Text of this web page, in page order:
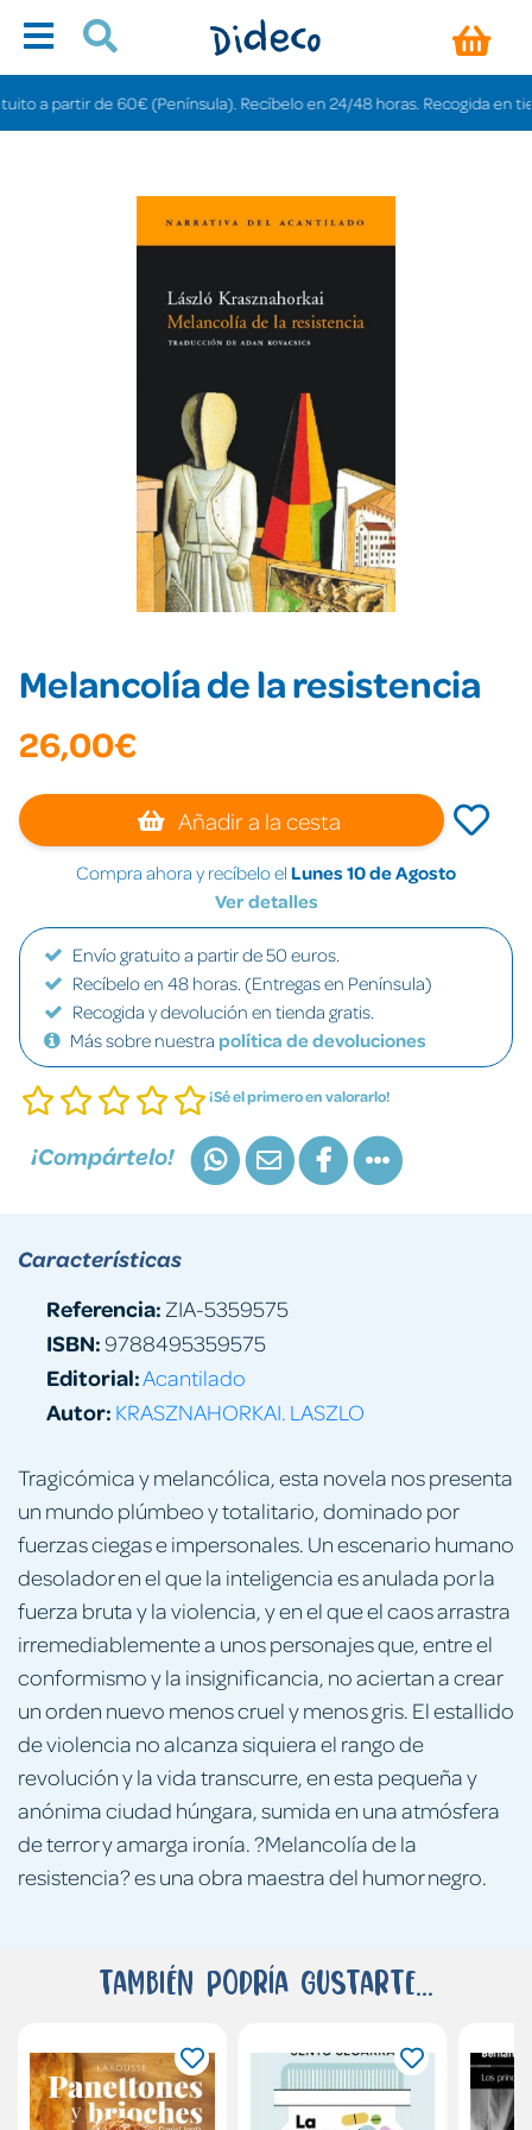
a partir de 60€ (Península). Recíbelo en 24/48 horas. Recogida en
Melancolía de la resistencia
26,00€
Añadir a la cesta
Compra ahora y recíbelo el Lunes 10 de Agosto
Ver detalles
Envío gratuito a partir de 50 euros.
Recíbelo en 48 horas. (Entregas en Península)
Recogida y devolución en tienda gratis.
Más sobre nuestra política de devoluciones
¡Sé el primero en valorarlo!
¡Compártelo!
Tragicómica y melancólica, esta novela nos presenta
un mundo plúmbeo y totalitario, dominado por
fuerzas ciegas e impersonales. Un escenario humano
desolador en el que la inteligencia es anulada por la
fuerza bruta y la violencia, y en el que el caos arrastra
irremediablemente a unos personajes que, entre el
conformismo y la insignificancia, no aciertan a crear
un orden nuevo menos cruel y menos gris. El estallido
de violencia no alcanza siquiera el rango de
revolución y la vida transcurre, en esta pequeña y
anónima ciudad húngara, sumida en una atmósfera
de terror y amarga ironía. ?Melancolía de la
resistencia? es una obra maestra del humor negro.
Características
Referencia: ZIA-5359575
ISBN:9788495359575
Editorial:Acantilado
Autor: KRASZNAHORKAI. LASZLO
También podría gustarte...